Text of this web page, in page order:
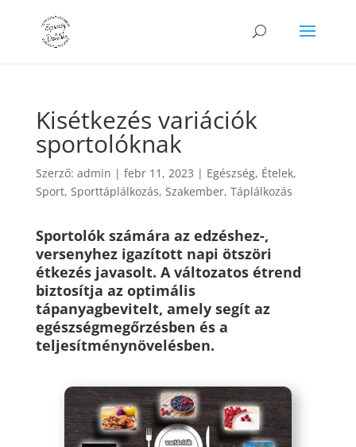
Kisétkezés variációk
sportolóknak
Szerző: admin | febr 11, 2023 | Egészség, Ételek,
Sport, Sporttáplálkozás, Szakember, Táplálkozás
Sportolók számára az edzéshez-,
versenyhez igazított napi ötszöri
étkezés javasolt. A változatos étrend
biztosítja az optimális
tápanyagbevitelt, amely segít az
egészségmegőrzésben és a
teljesítménynövelésben.